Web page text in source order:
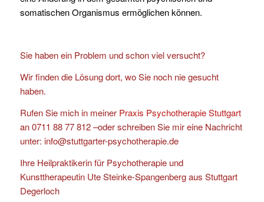
somatischen Organismus ermöglichen können.
Sie haben ein Problem und schon viel versucht?
Wir finden die Lösung dort, wo Sie noch nie gesucht
haben.
Rufen Sie mich in meiner Praxis Psychotherapie Stuttgart
an 0711 88 77 812 –oder schreiben Sie mir eine Nachricht
unter: info@stuttgarter-psychotherapie.de
Ihre Heilpraktikerin für Psychotherapie und
Kunsttherapeutin Ute Steinke-Spangenberg aus Stuttgart
Degerloch